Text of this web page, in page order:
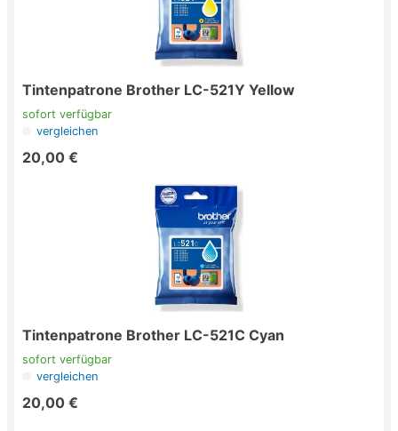
Tintenpatrone Brother LC-521Y Yellow
sofort verfügbar
vergleichen
20,00 €
Tintenpatrone Brother LC-521C Cyan
sofort verfügbar
vergleichen
20,00 €